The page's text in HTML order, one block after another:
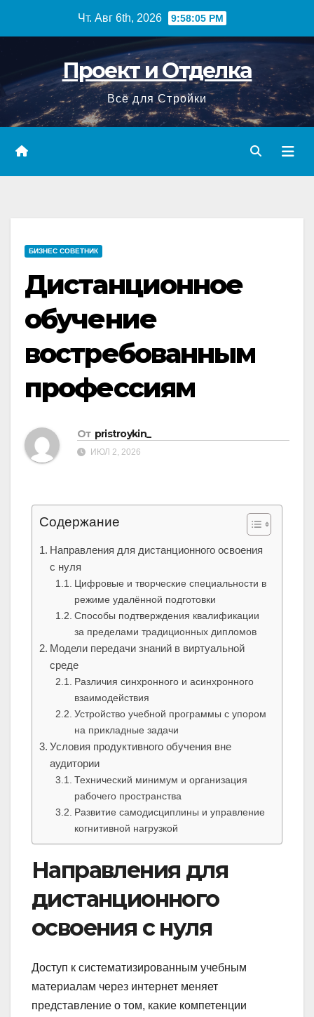
Чт. Авг 6th, 2026 9:58:06 PM
Проект и Отделка
Всё для Стройки
БИЗНЕС СОВЕТНИК
Дистанционное
обучение
востребованным
профессиям
От pristroykin_
ИЮЛ 2, 2026
Содержание
Направления для дистанционного освоения
с нуля
Цифровые и творческие специальности в
режиме удалённой подготовки
Способы подтверждения квалификации
за пределами традиционных дипломов
Модели передачи знаний в виртуальной
среде
Различия синхронного и асинхронного
взаимодействия
Устройство учебной программы с упором
на прикладные задачи
Условия продуктивного обучения вне
аудитории
Технический минимум и организация
рабочего пространства
Развитие самодисциплины и управление
когнитивной нагрузкой
Направления для
дистанционного
освоения с нуля
Доступ к систематизированным учебным
материалам через интернет меняет
представление о том, какие компетенции